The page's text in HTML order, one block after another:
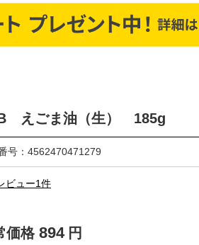
えごま油（生） 185g
号：4562470471279
ビュー1件
価格 894 円